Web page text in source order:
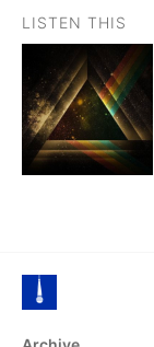
LISTEN THIS